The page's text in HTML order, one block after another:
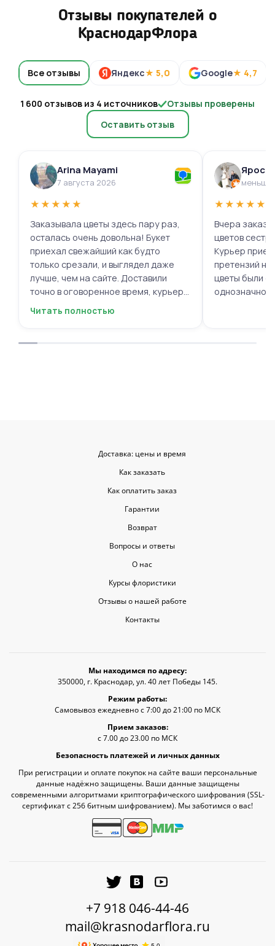
Отзывы покупателей о
КраснодарФлора
Все отзывы Яндекс★ 5,0 Google★ 4,7
1 600 отзывов из 4 источников
Отзывы проверены
Оставить отзыв
Arina Mayami
7 августа 2026
★★★★★
Заказывала цветы здесь пару раз,
осталась очень довольна! Букет
приехал свежайший как будто
только срезали, и выглядел даже
лучше, чем на сайте. Доставили
точно в оговоренное время, курьер
вежливый, ещё и открытку с тёплыми
приятными. Однозначно буду
Читать полностью
меньше
★★★★★
Вчера
цветов
Курьер
претензий
цветы были
однозначно.
Доставка: цены и время
Как заказать
Как оплатить заказ
Гарантии
Возврат
Вопросы и ответы
О нас
Курсы флористики
Отзывы о нашей работе
Контакты
Мы находимся по адресу:
350000, г. Краснодар, ул. 40 лет Победы 145.
Режим работы:
Самовывоз ежедневно с 7:00 до 21:00 по МСК
Прием заказов:
с 7.00 до 23.00 по МСК
Безопасность платежей и личных данных
При регистрации и оплате покупок на сайте ваши персональные
данные надёжно защищены. Ваши данные защищены
современными алгоритмами криптографического шифрования (SSL-
сертификат c 256 битным шифрованием). Мы заботимся о вас!
+7 918 046-44-46
mail@krasnodarflora.ru